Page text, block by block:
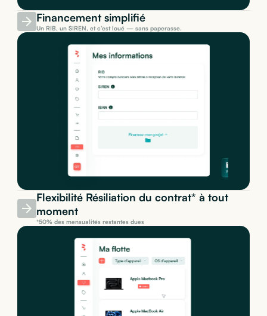
Financement simplifié
Un RIB, un SIREN, et c’est loué — sans paperasse.
Flexibilité Résiliation du contrat* à tout
moment
*50% des mensualités restantes dues